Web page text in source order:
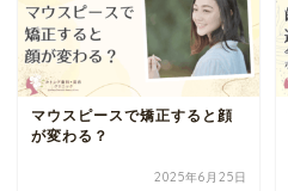
マウスピースで矯正すると顔
が変わる？
2025年6月25日